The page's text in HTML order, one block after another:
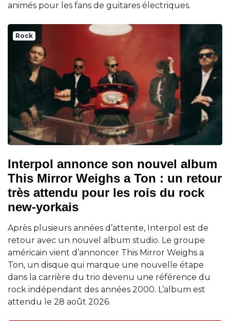
animés pour les fans de guitares électriques.
Rock
Interpol annonce son nouvel album
This Mirror Weighs a Ton : un retour
très attendu pour les rois du rock
new-yorkais
Après plusieurs années d’attente, Interpol est de
retour avec un nouvel album studio. Le groupe
américain vient d’annoncer This Mirror Weighs a
Ton, un disque qui marque une nouvelle étape
dans la carrière du trio devenu une référence du
rock indépendant des années 2000. L’album est
attendu le 28 août 2026.